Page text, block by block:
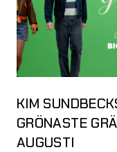
KIM
GRÖNASTE
AUGUSTI